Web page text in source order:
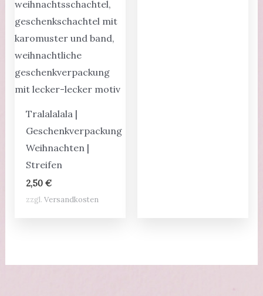
Tralalalala |
Geschenkverpackung
Weihnachten |
Streifen
2,50 €
zzgl. Versandkosten